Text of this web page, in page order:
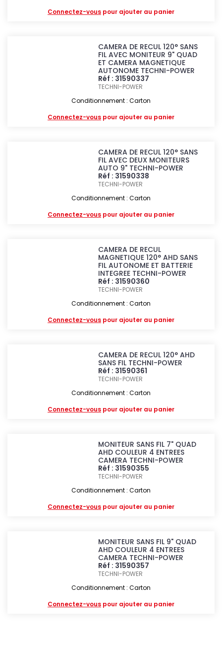
Connectez-vous pour ajouter au panier
CAMERA DE RECUL 120° SANS
FIL AVEC MONITEUR 9" QUAD
ET CAMERA MAGNETIQUE
AUTONOME TECHNI-POWER
Réf : 31590337
TECHNI-POWER
Conditionnement : Carton
Connectez-vous pour ajouter au panier
CAMERA DE RECUL 120° SANS
FIL AVEC DEUX MONITEURS
AUTO 9" TECHNI-POWER
Réf : 31590338
TECHNI-POWER
Conditionnement : Carton
Connectez-vous pour ajouter au panier
CAMERA DE RECUL
MAGNETIQUE 120° AHD SANS
FIL AUTONOME ET BATTERIE
INTEGREE TECHNI-POWER
Réf : 31590360
TECHNI-POWER
Conditionnement : Carton
Connectez-vous pour ajouter au panier
CAMERA DE RECUL 120° AHD
SANS FIL TECHNI-POWER
Réf : 31590361
TECHNI-POWER
Conditionnement : Carton
Connectez-vous pour ajouter au panier
MONITEUR SANS FIL 7" QUAD
AHD COULEUR 4 ENTREES
CAMERA TECHNI-POWER
Réf : 31590355
TECHNI-POWER
Conditionnement : Carton
Connectez-vous pour ajouter au panier
MONITEUR SANS FIL 9" QUAD
AHD COULEUR 4 ENTREES
CAMERA TECHNI-POWER
Réf : 31590357
TECHNI-POWER
Conditionnement : Carton
Connectez-vous pour ajouter au panier